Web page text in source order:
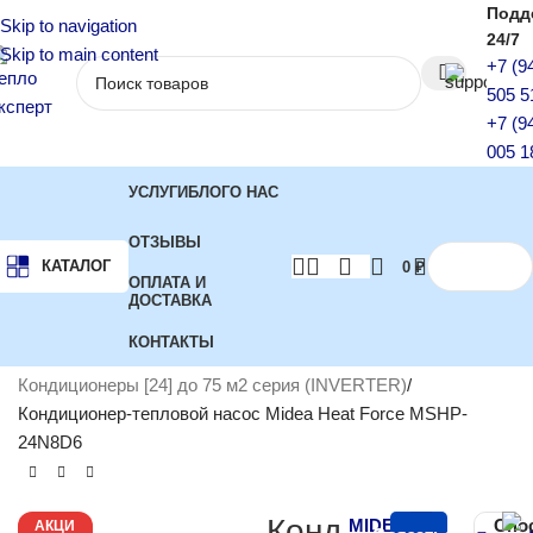
Skip to navigation
Skip to main content
24/7
+7
505
+7
005
КАТАЛОГ
УСЛУГИБЛОГО НАС
ОТЗЫВЫ
ОПЛАТА И
ДОСТАВКА
КОНТАКТЫ
0 ₽
Кондиционеры [24] до 75 м2 серия (INVERTER)
Кондиционер-тепловой насос Midea Heat Force MSHP-
24N8D6
АКЦИ
MIDEA